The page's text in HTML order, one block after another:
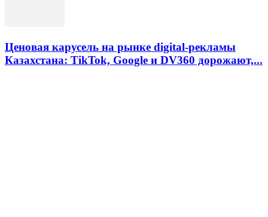
Ценовая карусель на рынке digital-рекламы
Казахстана: TikTok, Google и DV360 дорожают,...